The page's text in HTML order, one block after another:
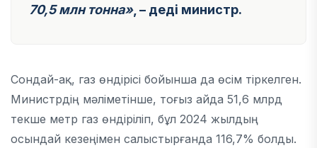
70,5 млн тонна», – деді министр.
Сондай-ақ, газ өндірісі бойынша да өсім тіркелген.
Министрдің мәліметінше, тоғыз айда 51,6 млрд
текше метр газ өндіріліп, бұл 2024 жылдың
осындай кезеңімен салыстырғанда 116,7% болды.